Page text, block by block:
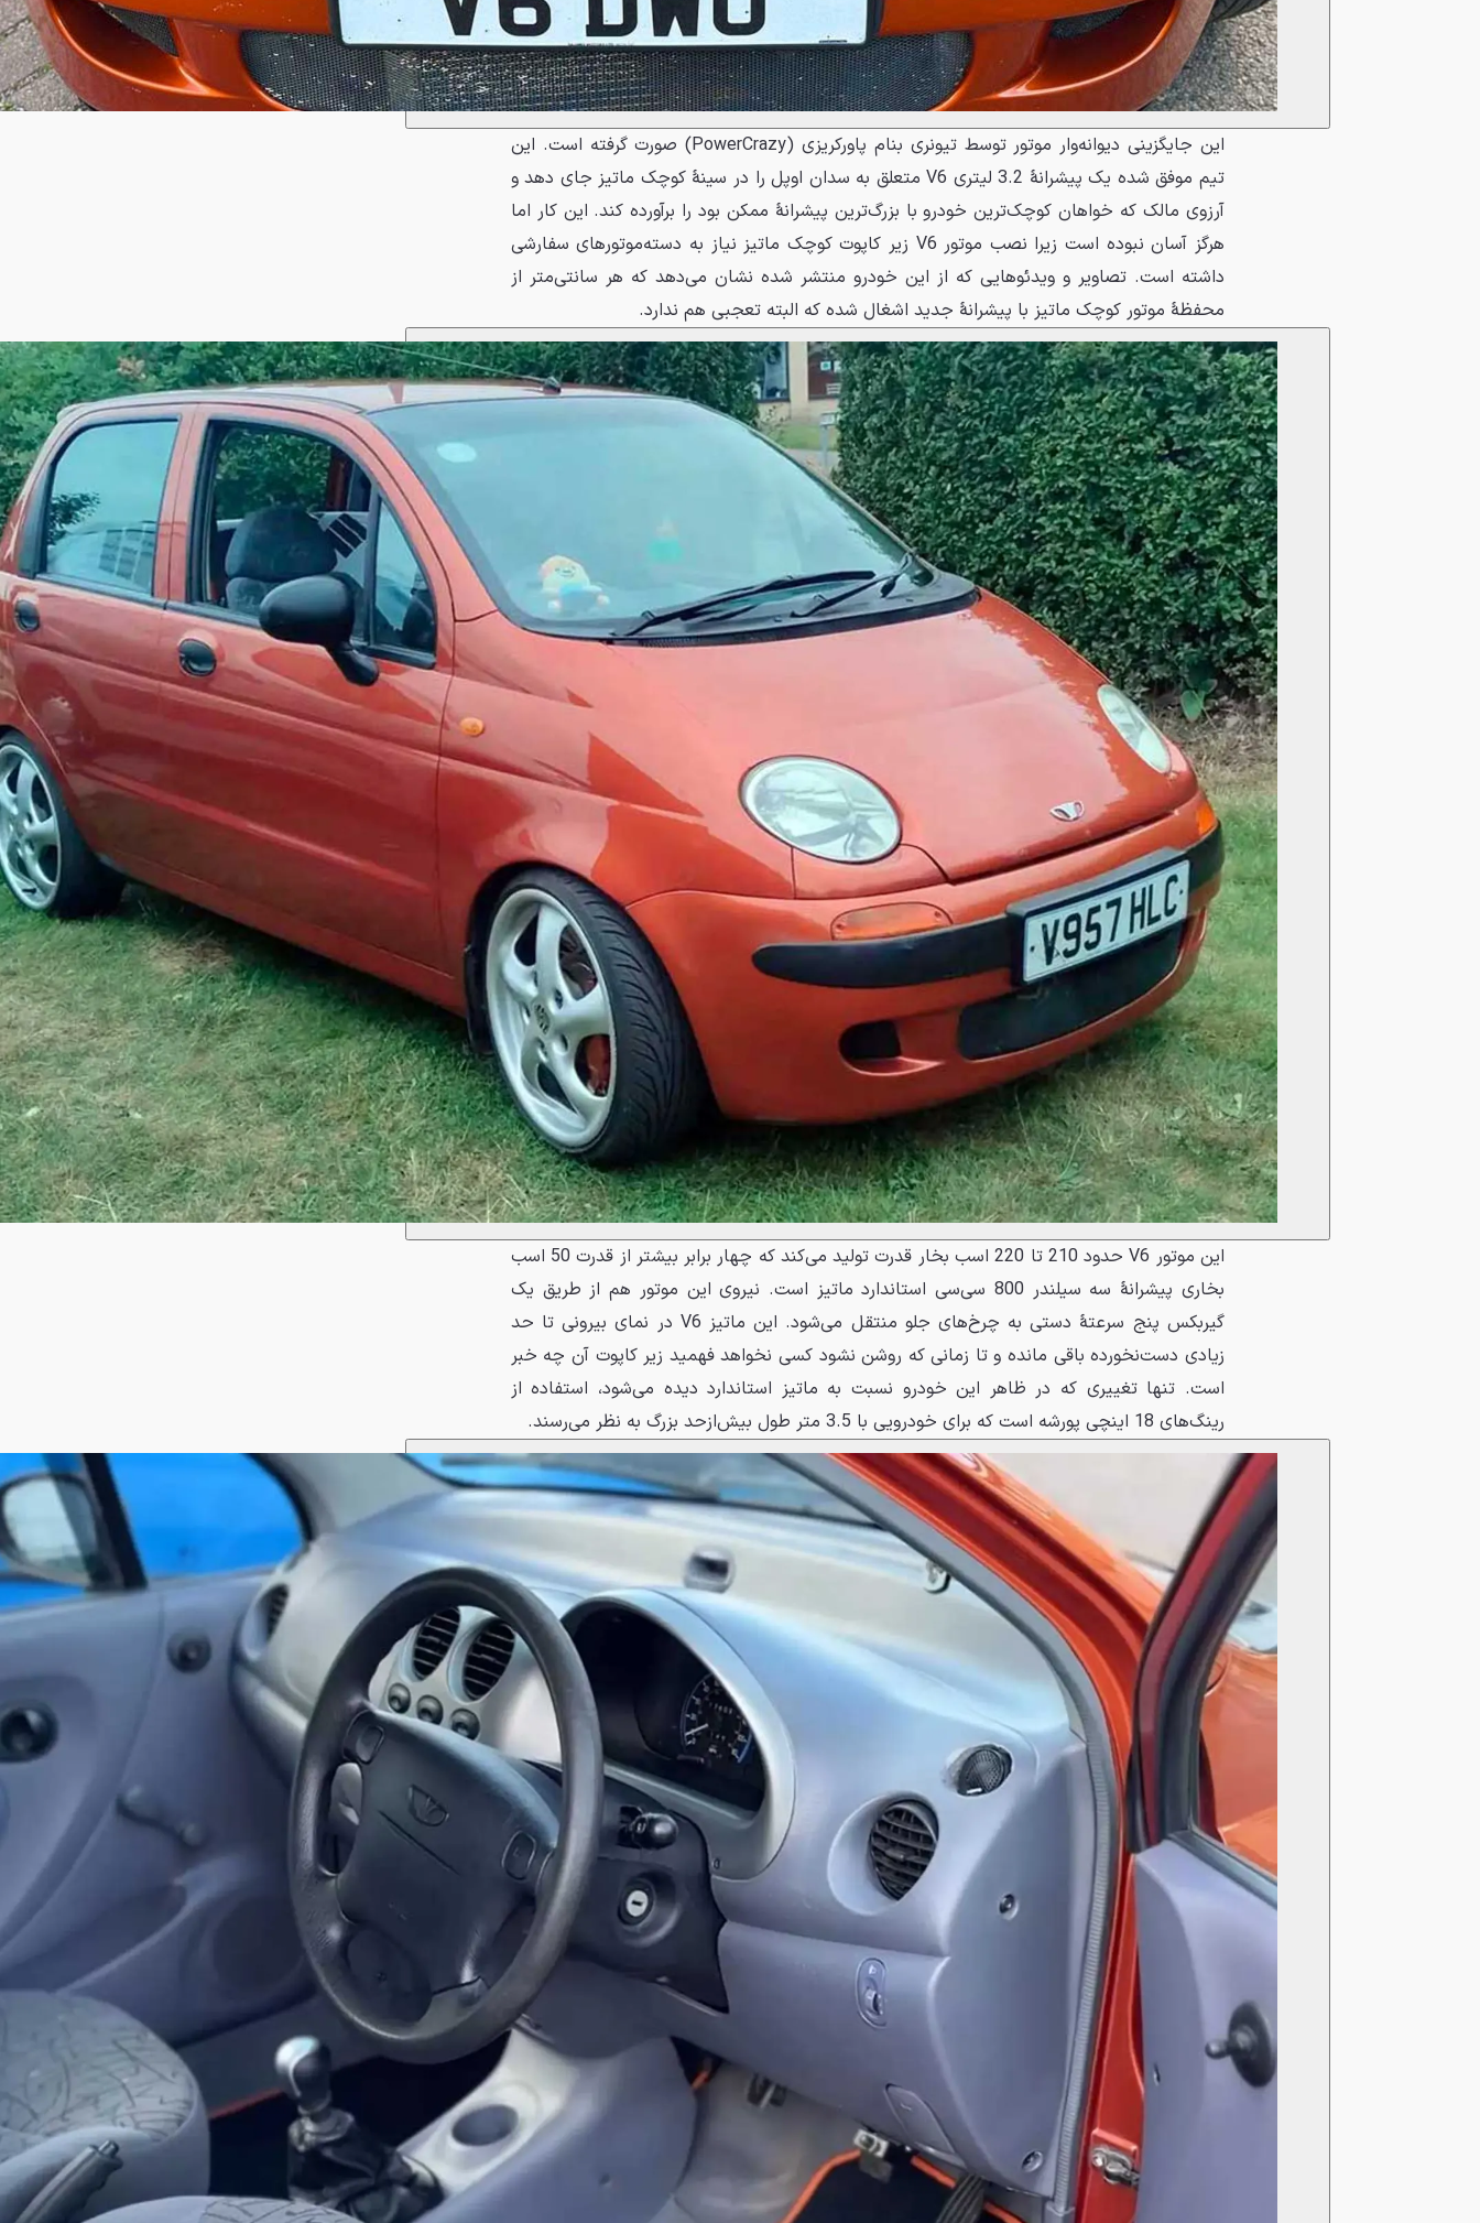
این جایگزینی دیوانه‌وار موتور توسط تیونری بنام پاورکریزی (PowerCrazy) صورت گرفته است. این
تیم موفق شده یک پیشرانهٔ 3.2 لیتری V6 متعلق به سدان اوپل را در سینهٔ کوچک ماتیز جای دهد و
آرزوی مالک که خواهان کوچک‌ترین خودرو با بزرگ‌ترین پیشرانهٔ ممکن بود را برآورده کند. این کار اما
هرگز آسان نبوده است زیرا نصب موتور V6 زیر کاپوت کوچک ماتیز نیاز به دسته‌موتورهای سفارشی
داشته است. تصاویر و ویدئوهایی که از این خودرو منتشر شده نشان می‌دهد که هر سانتی‌متر از
محفظهٔ موتور کوچک ماتیز با پیشرانهٔ جدید اشغال شده که البته تعجبی هم ندارد.
این موتور V6 حدود 210 تا 220 اسب بخار قدرت تولید می‌کند که چهار برابر بیشتر از قدرت 50 اسب
بخاری پیشرانهٔ سه سیلندر 800 سی‌سی استاندارد ماتیز است. نیروی این موتور هم از طریق یک
گیربکس پنج سرعتهٔ دستی به چرخ‌های جلو منتقل می‌شود. این ماتیز V6 در نمای بیرونی تا حد
زیادی دست‌نخورده باقی مانده و تا زمانی که روشن نشود کسی نخواهد فهمید زیر کاپوت آن چه خبر
است. تنها تغییری که در ظاهر این خودرو نسبت به ماتیز استاندارد دیده می‌شود، استفاده از
رینگ‌های 18 اینچی پورشه است که برای خودرویی با 3.5 متر طول بیش‌ازحد بزرگ به نظر می‌رسند.